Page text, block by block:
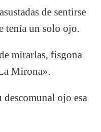
de sentirse
tenía un solo ojo.
mirarlas, fisgona
Mirona».
ojo esa